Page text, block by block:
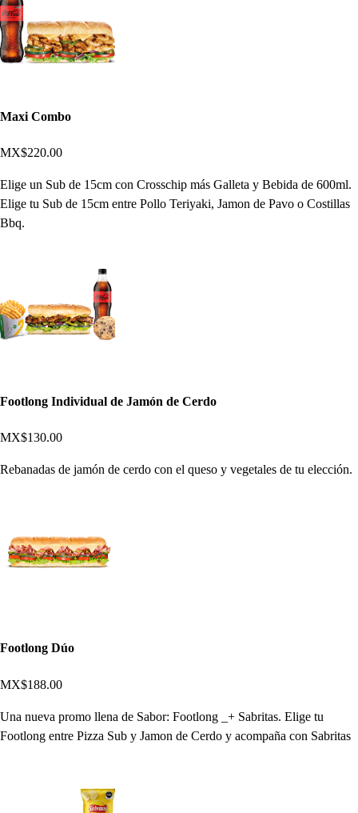
Maxi Combo
MX$220.00
Elige un Sub de 15cm con Crosschip más Galleta y Bebida de 600ml.
Elige tu Sub de 15cm entre Pollo Teriyaki, Jamon de Pavo o Costillas
Bbq.
Footlong Individual de Jamón de Cerdo
MX$130.00
Rebanadas de jamón de cerdo con el queso y vegetales de tu elección.
Footlong Dúo
MX$188.00
Una nueva promo llena de Sabor: Footlong _+ Sabritas. Elige tu
Footlong entre Pizza Sub y Jamon de Cerdo y acompaña con Sabritas